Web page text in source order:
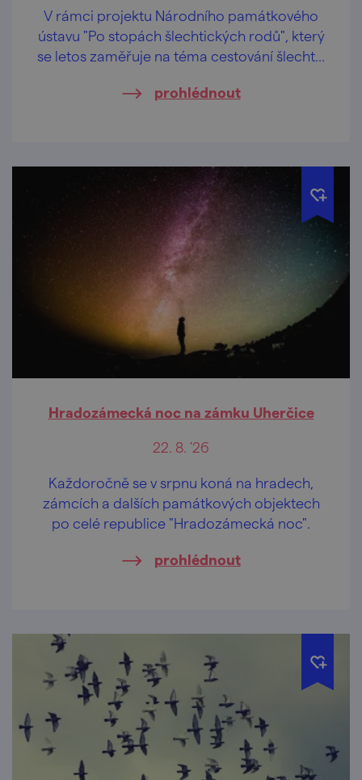
V rámci projektu Národního památkového
ústavu "Po stopách šlechtických rodů", který
se letos zaměřuje na téma cestování šlechty,
zámku vystavena kopie cestovatelského
prohlédnout
Hradozámecká noc na zámku Uherčice
22. 8. '26
Každoročně se v srpnu koná na hradech,
zámcích a dalších památkových objektech
po celé republice "Hradozámecká noc".
prohlédnout